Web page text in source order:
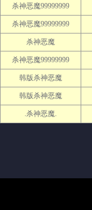
杀神恶魔99999999
杀神恶魔99999999
杀神恶魔
杀神恶魔99999999
韩版杀神恶魔
韩版杀神恶魔
.杀神恶魔.